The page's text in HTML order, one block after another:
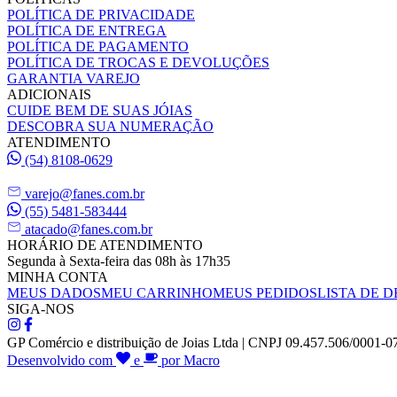
POLÍTICA DE PRIVACIDADE
POLÍTICA DE ENTREGA
POLÍTICA DE PAGAMENTO
POLÍTICA DE TROCAS E DEVOLUÇÕES
GARANTIA VAREJO
ADICIONAIS
CUIDE BEM DE SUAS JÓIAS
DESCOBRA SUA NUMERAÇÃO
ATENDIMENTO
(54) 8108-0629
varejo@fanes.com.br
(55) 5481-583444
atacado@fanes.com.br
HORÁRIO DE ATENDIMENTO
Segunda à Sexta-feira das 08h às 17h35
MINHA CONTA
MEUS DADOSMEU CARRINHOMEUS PEDIDOSLISTA DE
SIGA-NOS
GP Comércio e distribuição de Joias Ltda | CNPJ 09.457.506/0001-
Desenvolvido com
e por Macro